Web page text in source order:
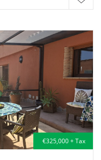
€325,000 + Tax